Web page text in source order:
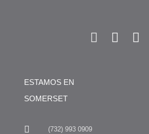
ESTAMOS EN
SOMERSET
(732) 993 0909